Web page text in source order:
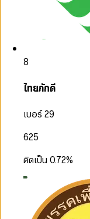
8
ไทยภักดี
เบอร์ 29
625
คิดเป็น0.72%